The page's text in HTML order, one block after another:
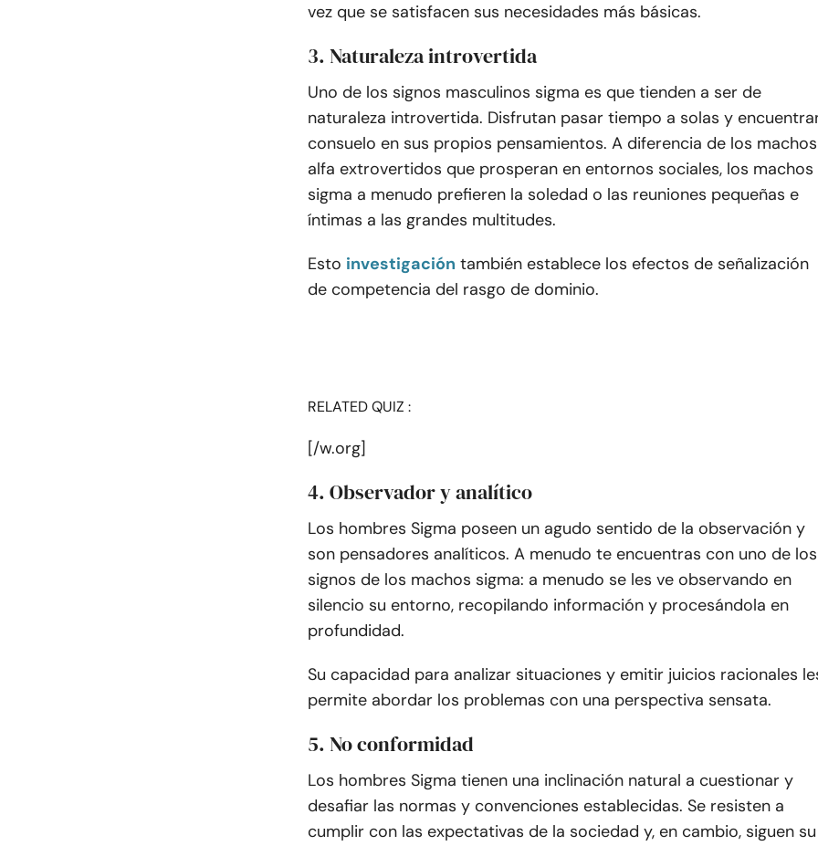
vez que se satisfacen sus necesidades más básicas.
3. Naturaleza introvertida
Uno de los signos masculinos sigma es que tienden a ser de
naturaleza introvertida. Disfrutan pasar tiempo a solas y
consuelo en sus propios pensamientos. A diferencia de los machos
alfa extrovertidos que prosperan en entornos sociales, los machos
sigma a menudo prefieren la soledad o las reuniones pequeñas e
íntimas a las grandes multitudes.
Esto investigación también establece los efectos de señalización
de competencia del rasgo de dominio.
RELATED QUIZ :
[/w.org]
4. Observador y analítico
Los hombres Sigma poseen un agudo sentido de la observación y
son pensadores analíticos. A menudo te encuentras con uno de los
signos de los machos sigma: a menudo se les ve observando en
silencio su entorno, recopilando información y procesándola en
profundidad.
Su capacidad para analizar situaciones y emitir juicios racionales
permite abordar los problemas con una perspectiva sensata.
5. No conformidad
Los hombres Sigma tienen una inclinación natural a cuestionar y
desafiar las normas y convenciones establecidas. Se resisten a
cumplir con las expectativas de la sociedad y, en cambio, siguen su